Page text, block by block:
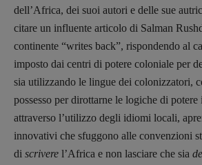
Coordinamento Primo Piano:
Elisabetta Michielin
Coordinamento News in breve:
Anna da Re
[anna.dare.comunicazione@gmail.com]
Coordinamento Fumetti:
Fabio Malagnini
[fabio.malagnini@gmail.com]
Coordinamento Pulp for kids e social
dell’Africa, dei suoi autori e delle sue
citare un influente articolo di Salman
continente “writes back”, rispondendo al
imposto dai centri di potere coloniale per
sia utilizzando le lingue dei colonizzatori,
possesso per dirottarne le logiche di potere
attraverso l’utilizzo degli idiomi locali,
innovativi che sfuggono alle convenzioni
di scrivere l’Africa e non lasciare che sia